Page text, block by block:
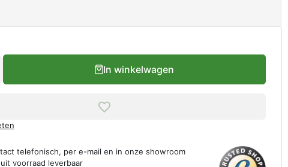
In winkelwagen
telefonisch, per e-mail en in onze showroom
voorraad leverbaar